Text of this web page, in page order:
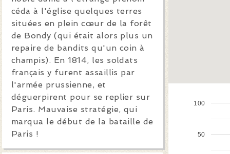
céda à l'église quelques terres
situées en plein cœur de la forêt
de Bondy (qui était alors plus un
repaire de bandits qu'un coin à
champis). En 1814, les soldats
français y furent assaillis par
l'armée prussienne, et
déguerpirent pour se replier sur
Paris. Mauvaise stratégie, qui
marqua le début de la bataille de
Paris !
50
100